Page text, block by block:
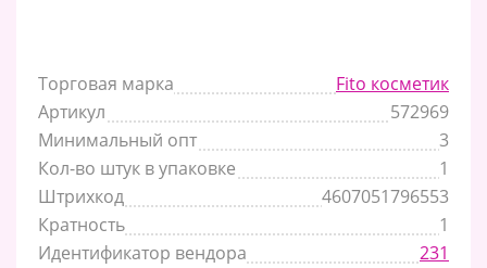
Торговая марка
Fito косметик
Артикул
572969
Минимальный опт
3
Кол-во штук в упаковке
1
Штрихкод
4607051796553
Кратность
1
Идентификатор вендора
231